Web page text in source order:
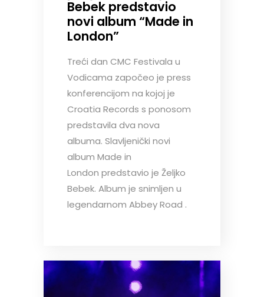
Bebek predstavio
novi album “Made in
London”
Treći dan CMC Festivala u
Vodicama započeo je press
konferencijom na kojoj je
Croatia Records s ponosom
predstavila dva nova
albuma. Slavljenički novi
album Made in
London predstavio je Željko
Bebek. Album je snimljen u
legendarnom Abbey Road .